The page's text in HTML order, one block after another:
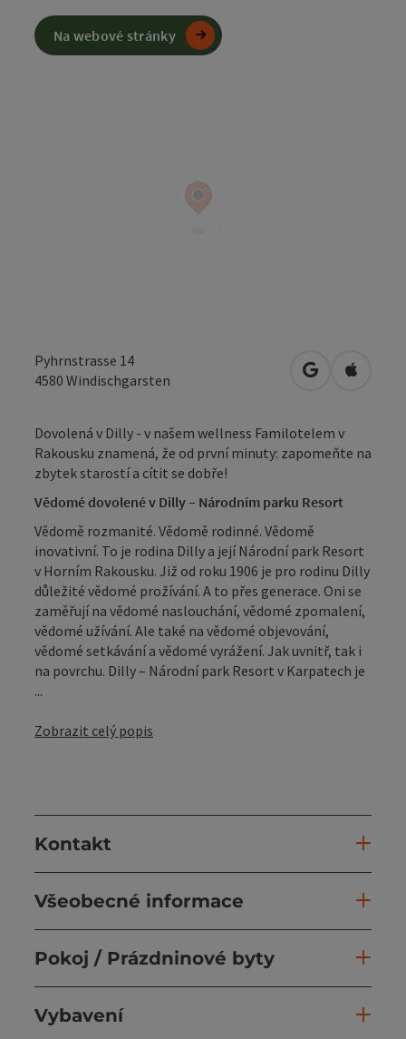
Pyhrnstrasse 14
4580 Windischgarsten Otevřít vOtevřít
Dovolená v Dilly - v našem wellness Familotelem v
Rakousku znamená, že od první minuty: zapomeňte na
zbytek starostí a cítit se dobře!
Vědomé dovolené v Dilly – Národním parku Resort
Vědomě rozmanité. Vědomě rodinné. Vědomě
inovativní. To je rodina Dilly a její Národní park Resort
v Horním Rakousku. Již od roku 1906 je pro rodinu Dilly
důležité vědomé prožívání. A to přes generace. Oni se
zaměřují na vědomé naslouchání, vědomé zpomalení,
vědomé užívání. Ale také na vědomé objevování,
vědomé setkávání a vědomé vyrážení. Jak uvnitř, tak i
na povrchu. Dilly – Národní park Resort v Karpatech je
...
Zobrazit celý popis
Kontakt
Všeobecné informace
Pokoj / Prázdninové byty
Vybavení
Na webové stránky